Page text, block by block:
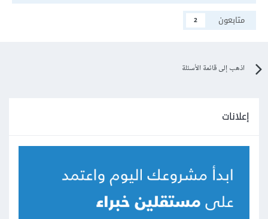
متابعون
2
اذهب إلى قائمة الأسئلة
إعلانات